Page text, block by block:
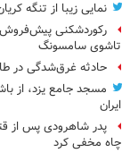
نمایی زیبا از تنگه
رکوردشکنی
تاشوی سامسونگ
حادثه غرق‌شدگی در طاقانک ۲
مسجد جامع یزد، از
ایران
پدر شاهرودی پس از
چاه مخفی کرد